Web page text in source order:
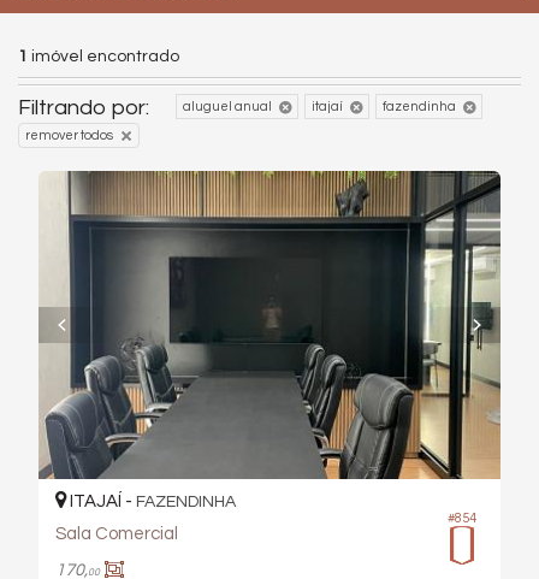
1 imóvel encontrado
Filtrando por: aluguel anual itajaí fazendinha
remover todos
#854
ITAJAÍ - FAZENDINHA
Sala Comercial
170,00